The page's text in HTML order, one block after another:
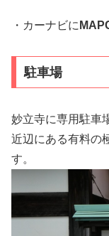
・カーナビに
駐車場
妙立寺に専用駐車
近辺にある有料の
す。